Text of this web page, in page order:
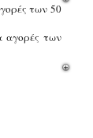
των 50
αγορές των